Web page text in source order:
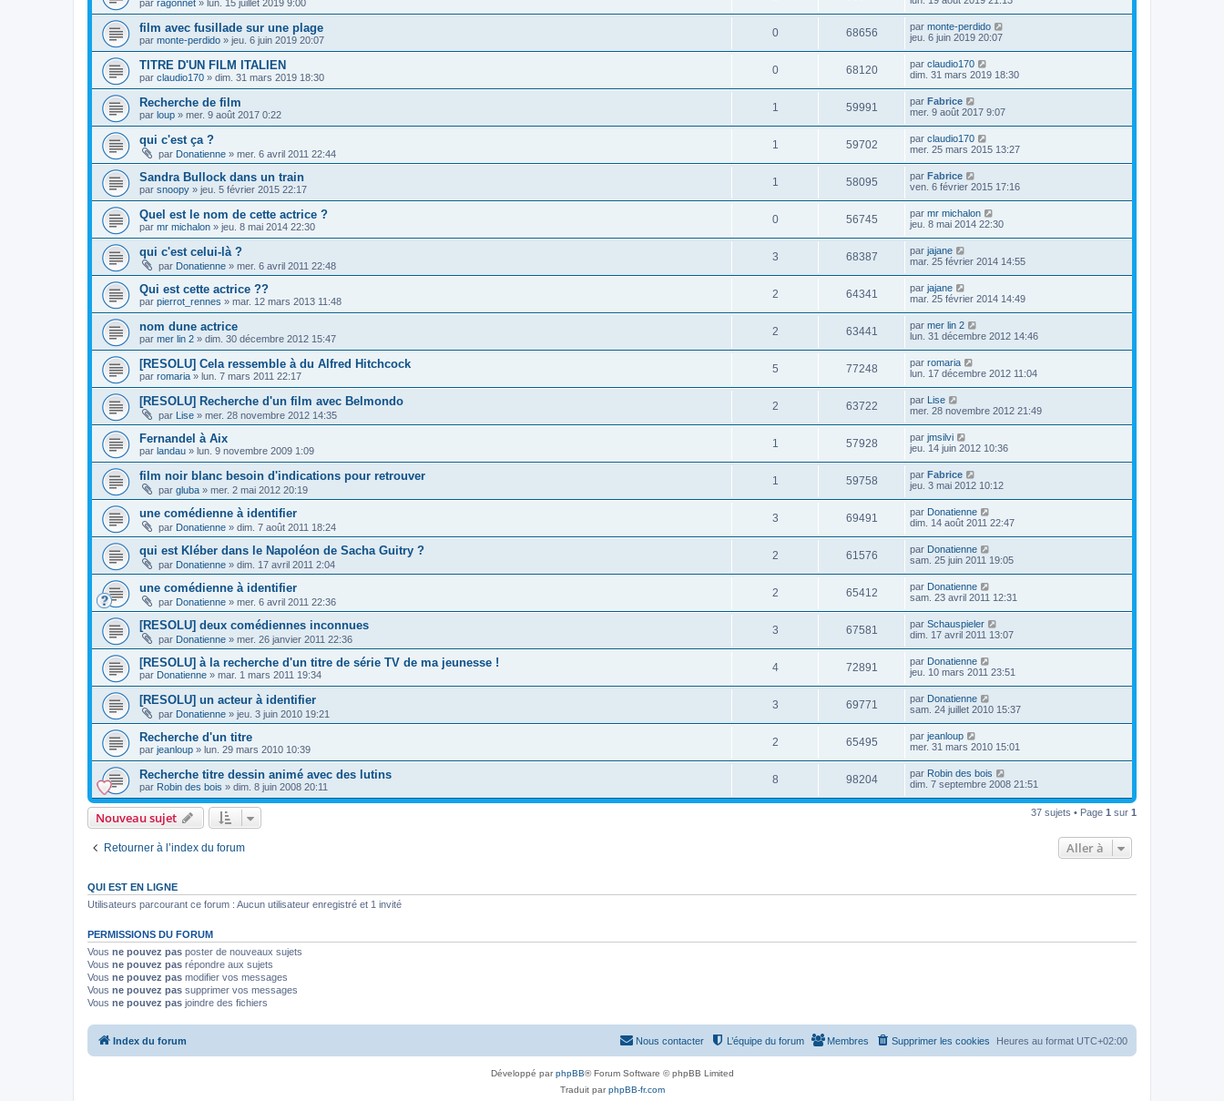
par ragonnet » lun. 15 juillet 2019 9:00
film avec fusillade sur une plage
par monte-perdido » jeu. 6 juin 2019 20:07
0 68656 par monte-perdido
jeu. 6 juin 2019 20:07
TITRE D'UN FILM ITALIEN
par claudio170 » dim. 31 mars 2019 18:30
0 68120 par claudio170
dim. 31 mars 2019 18:30
Recherche de film
par loup » mer. 9 août 2017 0:22
1 59991 par Fabrice
mer. 9 août 2017 9:07
qui c'est ça ?
par Donatienne » mer. 6 avril 2011 22:44
1 59702 par claudio170
mer. 25 mars 2015 13:27
Sandra Bullock dans un train
par snoopy » jeu. 5 février 2015 22:17
1 58095 par Fabrice
ven. 6 février 2015 17:16
Quel est le nom de cette actrice ?
par mr michalon » jeu. 8 mai 2014 22:30
0 56745 par mr michalon
jeu. 8 mai 2014 22:30
qui c'est celui-là ?
par Donatienne » mer. 6 avril 2011 22:48
3 68387 par jajane
mar. 25 février 2014 14:55
Qui est cette actrice ??
par pierrot_rennes » mar. 12 mars 2013 11:48
2 64341 par jajane
mar. 25 février 2014 14:49
nom dune actrice
par mer lin 2 » dim. 30 décembre 2012 15:47
2 63441 par mer lin 2
lun. 31 décembre 2012 14:46
[RESOLU] Cela ressemble à du Alfred Hitchcock
par romaria » lun. 7 mars 2011 22:17
5 77248 par romaria
lun. 17 décembre 2012 11:04
[RESOLU] Recherche d'un film avec Belmondo
par Lise » mer. 28 novembre 2012 14:35
2 63722 par Lise
mer. 28 novembre 2012 21:49
Fernandel à Aix
par landau » lun. 9 novembre 2009 1:09
1 57928 par jmsilvi
jeu. 14 juin 2012 10:36
film noir blanc besoin d'indications pour retrouver
par gluba » mer. 2 mai 2012 20:19
1 59758 par Fabrice
jeu. 3 mai 2012 10:12
une comédienne à identifier
par Donatienne » dim. 7 août 2011 18:24
3 69491 par Donatienne
dim. 14 août 2011 22:47
qui est Kléber dans le Napoléon de Sacha Guitry ?
par Donatienne » dim. 17 avril 2011 2:04
2 61576 par Donatienne
sam. 25 juin 2011 19:05
une comédienne à identifier
par Donatienne » mer. 6 avril 2011 22:36
2 65412 par Donatienne
sam. 23 avril 2011 12:31
[RESOLU] deux comédiennes inconnues
par Donatienne » mer. 26 janvier 2011 22:36
3 67581 par Schauspieler
dim. 17 avril 2011 13:07
[RESOLU] à la recherche d'un titre de série TV de ma jeunesse !
par Donatienne » mar. 1 mars 2011 19:34
4 72891 par Donatienne
jeu. 10 mars 2011 23:51
[RESOLU] un acteur à identifier
par Donatienne » jeu. 3 juin 2010 19:21
3 69771 par Donatienne
sam. 24 juillet 2010 15:37
Recherche d'un titre
par jeanloup » lun. 29 mars 2010 10:39
2 65495 par jeanloup
mer. 31 mars 2010 15:01
Recherche titre dessin animé avec des lutins
par Robin des bois » dim. 8 juin 2008 20:11
8 98204 par Robin des bois
dim. 7 septembre 2008 21:51
Nouveau sujet 37 sujets • Page 1 sur 1
Retourner à l’index du forum Aller à
QUI EST EN LIGNE
Utilisateurs parcourant ce forum : Aucun utilisateur enregistré et 1 invité
PERMISSIONS DU FORUM
Vous ne pouvez pas poster de nouveaux sujets
Vous ne pouvez pas répondre aux sujets
Vous ne pouvez pas modifier vos messages
Vous ne pouvez pas supprimer vos messages
Vous ne pouvez pas joindre des fichiers
Index du forum Heures au format UTC+02:00
Supprimer les cookies
Membres
L’équipe du forum
Nous contacter
Développé parphpBB® Forum Software © phpBB Limited
Traduit parphpBB-fr.com